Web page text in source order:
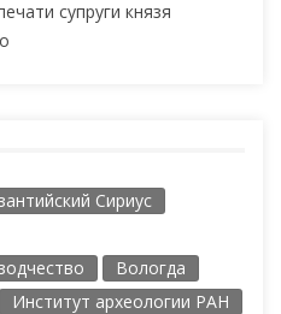
супруги князя
Сириус
Вологда
Институт археологии РАН